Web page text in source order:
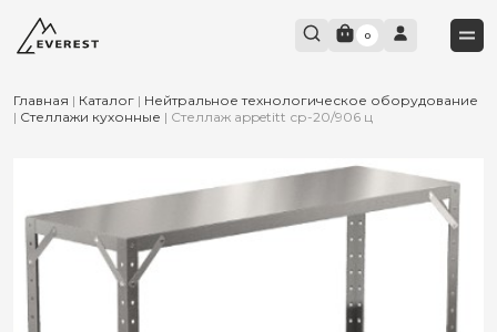
0
Главная | Каталог | Нейтральное технологическое оборудование
| Стеллажи кухонные | Стеллаж appetitt ср-20/906 ц